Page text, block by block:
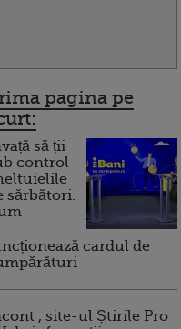
pagina pe
să ții
control
sărbători.
cardul de
, site-ul Știrile Pro